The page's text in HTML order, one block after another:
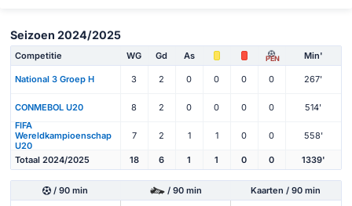
Seizoen 2024/2025
Competitie WG Gd As PEN Min'
National 3 Groep H 3 2 0 0 0 0 267'
CONMEBOL U20 8 2 0 0 0 0
514'
FIFA
Wereldkampioenschap
U20
7 2 1 1 0 0 558'
Totaal 2024/2025 18 6 1 1 0 0 1339'
/ 90 min / 90 min Kaarten / 90 min